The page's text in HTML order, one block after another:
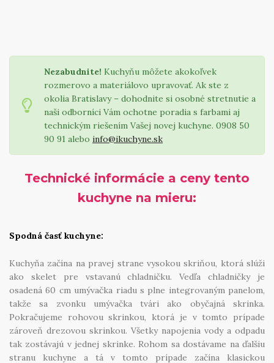
Nezabudnite! Kuchyňu môžete akokoľvek
rozmerovo a materiálovo upravovať. Ak ste z
okolia Bratislavy – dohodnite si osobné stretnutie a
naši odborníci Vám ochotne poradia s farbami aj
technickým riešením Vašej novej kuchyne. 0908 50
90 91 alebo info@ikuchyne.sk
Technické informácie a ceny tento
kuchyne na mieru:
Spodná časť kuchyne:
Kuchyňa začína na pravej strane vysokou skriňou, ktorá slúži
ako skelet pre vstavanú chladničku. Vedľa chladničky je
osadená 60 cm umývačka riadu s plne integrovaným panelom,
takže sa zvonku umývačka tvári ako obyčajná skrinka.
Pokračujeme rohovou skrinkou, ktorá je v tomto prípade
zároveň drezovou skrinkou. Všetky napojenia vody a odpadu
tak zostávajú v jednej skrinke. Rohom sa dostávame na ďalšiu
stranu kuchyne a tá v tomto prípade začína klasickou